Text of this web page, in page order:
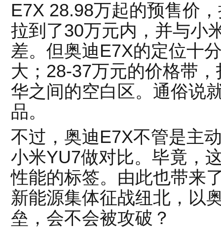
E7X 28.98万起的预售价
拉到了30万元内，并与小
差。但奥迪E7X的定位十
大；28-37万元的价格带
华之间的空白区。通俗说
品。
不过，奥迪E7X不管是主
小米YU7做对比。毕竟，
性能的标签。由此也带来
新能源集体征战纽北，以
垒，会不会被攻破？